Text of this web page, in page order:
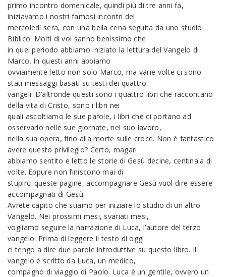
primo incontro domenicale, quindi più di tre anni fa,
iniziavamo i nostri famosi incontri del
mercoledì sera, con una bella cena seguita da uno studio
Biblico. Molti di voi sanno benissimo che
in quel periodo abbiamo iniziato la lettura del Vangelo di
Marco. In questi anni abbiamo
ovviamente letto non solo Marco, ma varie volte ci sono
stati messaggi basati su testi dei quattro
vangeli. D’altronde questi sono i quattro libri che raccontano
della vita di Cristo, sono i libri nei
quali ascoltiamo le sue parole, i libri che ci portano ad
osservarlo nelle sue giornate, nel suo lavoro,
nella sua opera, fino alla morte sulle croce. Non è fantastico
avere questo privilegio? Certo, magari
abbiamo sentito e letto le storie di Gesù decine, centinaia di
volte. Eppure non finiscono mai di
stupirci queste pagine, accompagnare Gesù vuol dire essere
accompagnati di Gesù.
Avrete capito che stiamo per iniziare lo studio di un altro
Vangelo. Nei prossimi mesi, svariati mesi,
vogliamo seguire la narrazione di Luca, l’autore del terzo
vangelo. Prima di leggere il testo di oggi
ci tengo a dire due parole introduttive su questo libro. Il
vangelo è scritto da Luca, un medico,
compagno di viaggio di Paolo. Luca è un gentile, ovvero un